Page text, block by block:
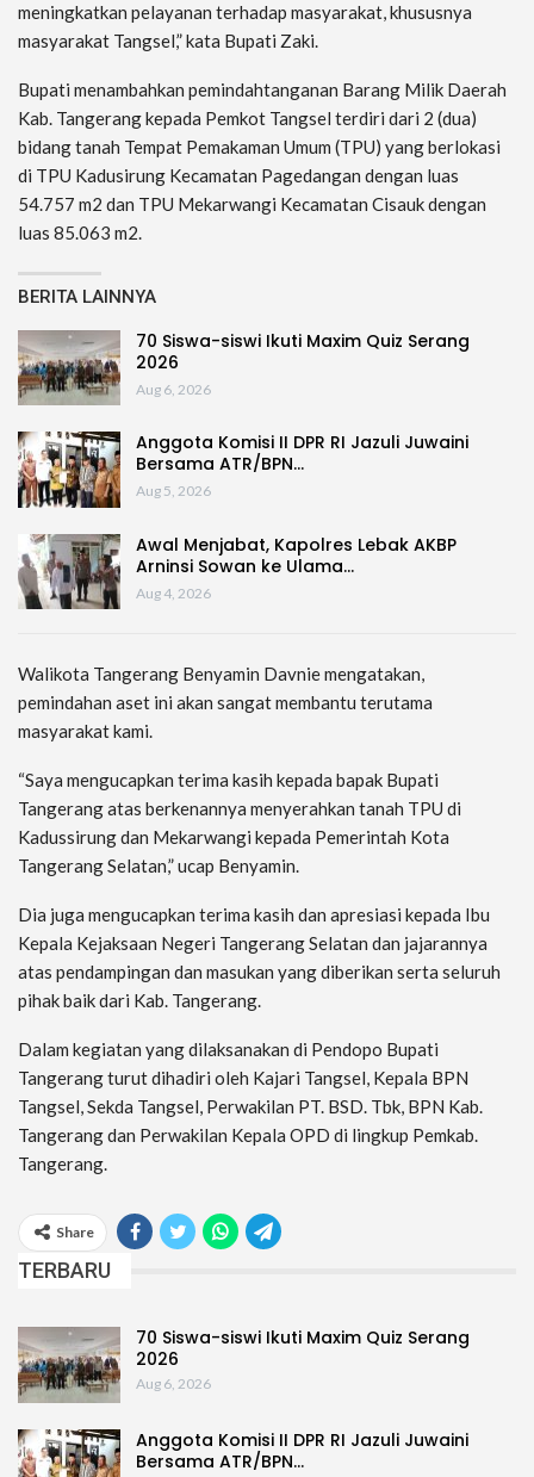
meningkatkan pelayanan terhadap masyarakat, khususnya
masyarakat Tangsel,” kata Bupati Zaki.
Bupati menambahkan pemindahtanganan Barang Milik Daerah
Kab. Tangerang kepada Pemkot Tangsel terdiri dari 2 (dua)
bidang tanah Tempat Pemakaman Umum (TPU) yang berlokasi
di TPU Kadusirung Kecamatan Pagedangan dengan luas
54.757 m2 dan TPU Mekarwangi Kecamatan Cisauk dengan
luas 85.063 m2.
BERITA LAINNYA
70 Siswa-siswi Ikuti Maxim Quiz Serang
2026
Aug 6, 2026
Anggota Komisi II DPR RI Jazuli Juwaini
Bersama ATR/BPN…
Aug 5, 2026
Awal Menjabat, Kapolres Lebak AKBP
Arninsi Sowan ke Ulama…
Aug 4, 2026
Walikota Tangerang Benyamin Davnie mengatakan,
pemindahan aset ini akan sangat membantu terutama
masyarakat kami.
“Saya mengucapkan terima kasih kepada bapak Bupati
Tangerang atas berkenannya menyerahkan tanah TPU di
Kadussirung dan Mekarwangi kepada Pemerintah Kota
Tangerang Selatan,” ucap Benyamin.
Dia juga mengucapkan terima kasih dan apresiasi kepada Ibu
Kepala Kejaksaan Negeri Tangerang Selatan dan jajarannya
atas pendampingan dan masukan yang diberikan serta seluruh
pihak baik dari Kab. Tangerang.
Dalam kegiatan yang dilaksanakan di Pendopo Bupati
Tangerang turut dihadiri oleh Kajari Tangsel, Kepala BPN
Tangsel, Sekda Tangsel, Perwakilan PT. BSD. Tbk, BPN Kab.
Tangerang dan Perwakilan Kepala OPD di lingkup Pemkab.
Tangerang.
Share
TERBARU
70 Siswa-siswi Ikuti Maxim Quiz Serang
2026
Aug 6, 2026
Anggota Komisi II DPR RI Jazuli Juwaini
Bersama ATR/BPN…